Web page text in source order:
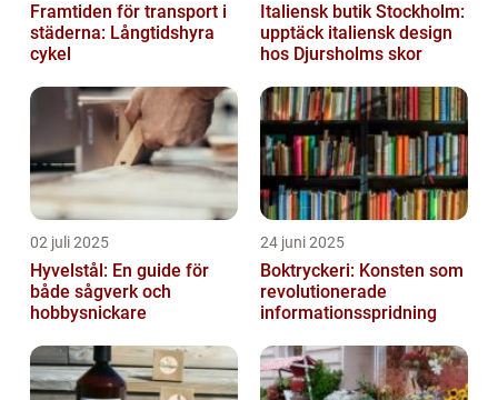
Framtiden för transport i
städerna: Långtidshyra
cykel
Italiensk butik Stockholm:
upptäck italiensk design
hos Djursholms skor
02 juli 2025
Hyvelstål: En guide för
både sågverk och
hobbysnickare
24 juni 2025
Boktryckeri: Konsten som
revolutionerade
informationsspridning